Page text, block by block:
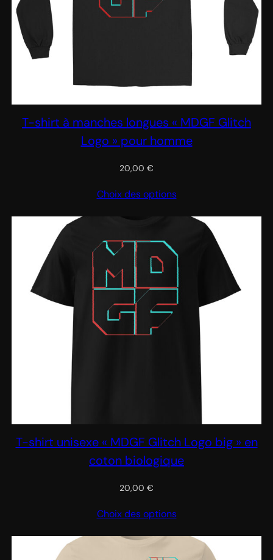
T-shirt à manches longues « MDGF Glitch
Logo » pour homme
20,00 €
Choix des options
T-shirt unisexe « MDGF Glitch Logo big » en
coton biologique
20,00 €
Choix des options